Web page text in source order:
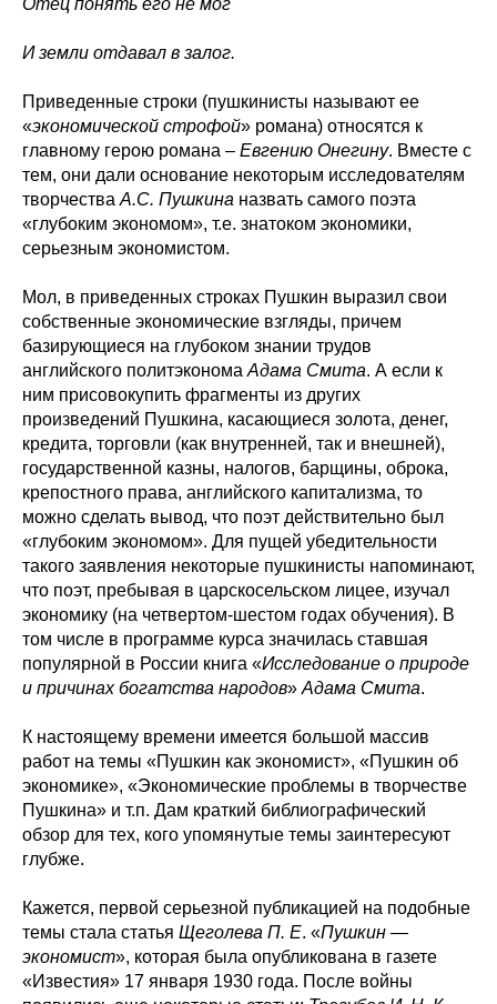
Отец понять его не мог
И земли отдавал в залог.
Приведенные строки (пушкинисты называют ее
«экономической строфой» романа) относятся к
главному герою романа – Евгению Онегину. Вместе с
тем, они дали основание некоторым исследователям
творчества А.С. Пушкина назвать самого поэта
«глубоким экономом», т.е. знатоком экономики,
серьезным экономистом.
Мол, в приведенных строках Пушкин выразил свои
собственные экономические взгляды, причем
базирующиеся на глубоком знании трудов
английского политэконома Адама Смита. А если к
ним присовокупить фрагменты из других
произведений Пушкина, касающиеся золота, денег,
кредита, торговли (как внутренней, так и внешней),
государственной казны, налогов, барщины, оброка,
крепостного права, английского капитализма, то
можно сделать вывод, что поэт действительно был
«глубоким экономом». Для пущей убедительности
такого заявления некоторые пушкинисты напоминают,
что поэт, пребывая в царскосельском лицее, изучал
экономику (на четвертом-шестом годах обучения). В
том числе в программе курса значилась ставшая
популярной в России книга «Исследование о природе
и причинах богатства народов» Адама Смита.
К настоящему времени имеется большой массив
работ на темы «Пушкин как экономист», «Пушкин об
экономике», «Экономические проблемы в творчестве
Пушкина» и т.п. Дам краткий библиографический
обзор для тех, кого упомянутые темы заинтересуют
глубже.
Кажется, первой серьезной публикацией на подобные
темы стала статья Щеголева П. Е. «Пушкин —
экономист», которая была опубликована в газете
«Известия» 17 января 1930 года. После войны